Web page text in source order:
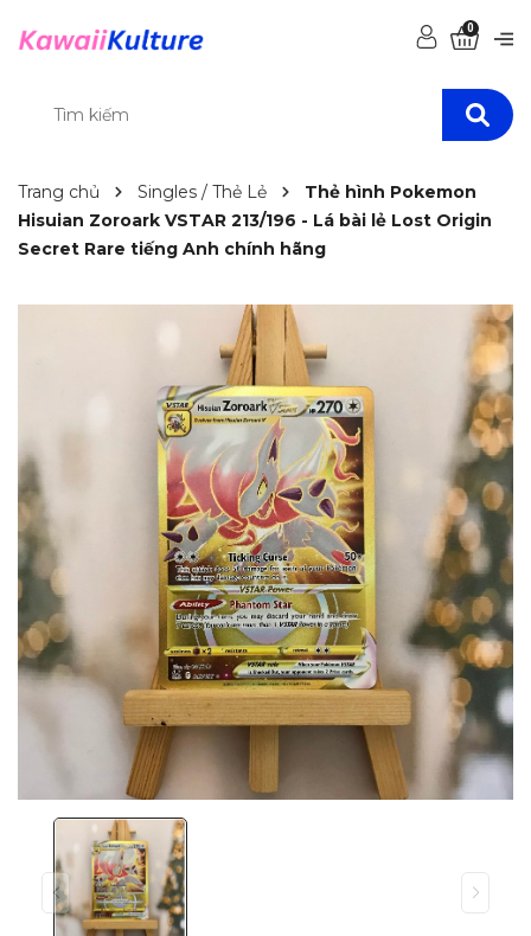
0
Trang chủ Singles / Thẻ Lẻ
Thẻ hình Pokemon
Hisuian Zoroark VSTAR 213/196 - Lá bài lẻ Lost Origin
Secret Rare tiếng Anh chính hãng